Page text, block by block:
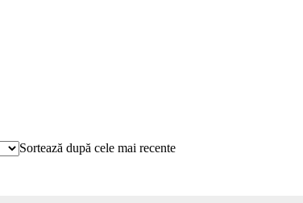
Sortează după cele mai recente